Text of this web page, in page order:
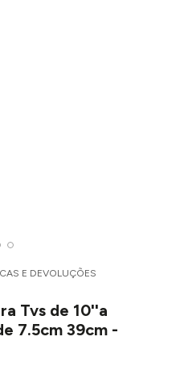
E DEVOLUÇÕES
Tvs de 10''a
7.5cm 39cm -